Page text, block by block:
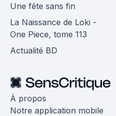
Une fête sans fin
La Naissance de Loki -
One Piece, tome 113
Actualité BD
À propos
Notre application mobile